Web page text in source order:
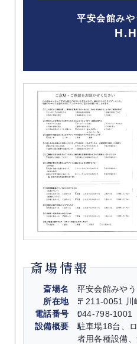
平安会館み
斎場情報
斎場名
平安会館みや
所在地
〒211-0051 川
電話番号
044-798-1001
設備概要
駐車場18台、
者用各種設備